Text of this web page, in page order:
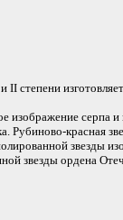
степени
изображение серпа
Рубиново-красная
звезды
звезды ордена